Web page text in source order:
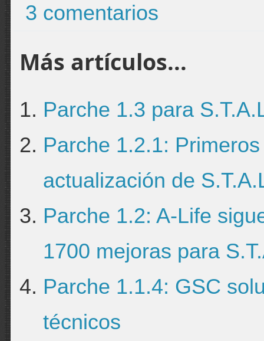
3 comentarios
Más artículos...
Parche 1.3 para
Parche 1.2.1:
actualización de
Parche 1.2: A-Life
1700 mejoras para
Parche 1.1.4: GSC
técnicos